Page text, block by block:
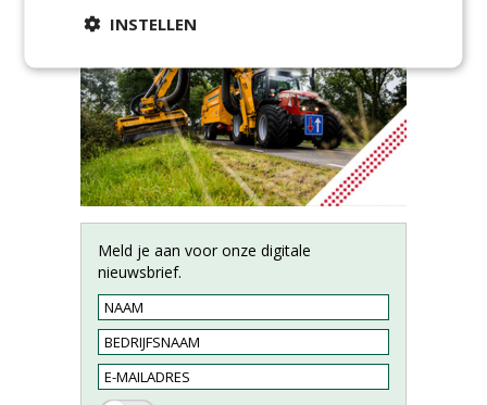
Meld je aan voor onze digitale
nieuwsbrief.
INSTELLEN